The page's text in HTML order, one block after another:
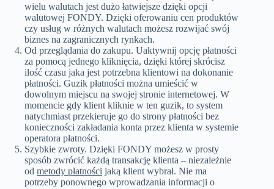
wielu walutach jest dużo łatwiejsze dzięki opcji
walutowej FONDY. Dzięki oferowaniu cen produktów
czy usług w różnych walutach możesz rozwijać swój
biznes na zagranicznych rynkach.
Od przeglądania do zakupu. Uaktywnij opcję płatności
za pomocą jednego kliknięcia, dzięki której skrócisz
ilość czasu jaka jest potrzebna klientowi na dokonanie
płatności. Guzik płatności można umieścić w
dowolnym miejscu na swojej stronie internetowej. W
momencie gdy klient kliknie w ten guzik, to system
natychmiast przekieruje go do strony płatności bez
konieczności zakładania konta przez klienta w systemie
operatora płatności.
Szybkie zwroty. Dzięki FONDY możesz w prosty
sposób zwrócić każdą transakcję klienta – niezależnie
od metody płatności jaką klient wybrał. Nie ma
potrzeby ponownego wprowadzania informacji o